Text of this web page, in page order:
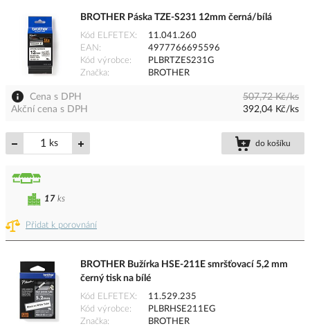
BROTHER Páska TZE-S231 12mm černá/bílá
Kód ELFETEX
11.041.260
EAN
4977766695596
Kód výrobce
PLBRTZES231G
Značka
BROTHER
Cena s DPH
507,72 Kč/ks
Akční cena s DPH
392,04 Kč/ks
ks do košíku
Přidat k porovnání
17 ks
BROTHER Bužírka HSE-211E smršťovací 5,2 mm
černý tisk na bílé
Kód ELFETEX
11.529.235
Kód výrobce
PLBRHSE211EG
Značka
BROTHER